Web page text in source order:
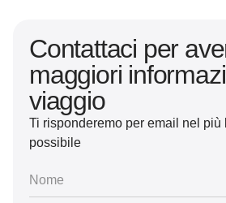
Contattaci per
maggiori
viaggio
Ti risponderemo per email nel più
possibile